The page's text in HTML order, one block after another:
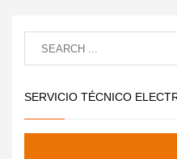
SERVICIO TÉCNICO